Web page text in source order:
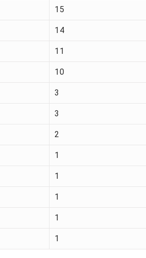
15
14
11
10
3
3
2
1
1
1
1
1